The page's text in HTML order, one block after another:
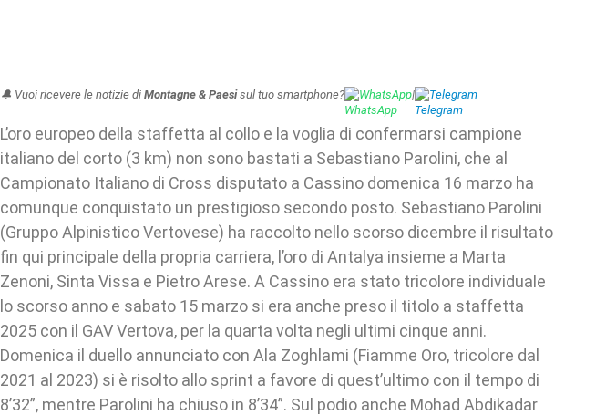
🔔 Vuoi ricevere le notizie di Montagne & Paesisul tuo smartphone? WhatsApp| Telegram
L’oro europeo della staffetta al collo e la voglia di confermarsi campione
italiano del corto (3 km) non sono bastati a Sebastiano Parolini, che al
Campionato Italiano di Cross disputato a Cassino domenica 16 marzo ha
comunque conquistato un prestigioso secondo posto. Sebastiano Parolini
(Gruppo Alpinistico Vertovese) ha raccolto nello scorso dicembre il risultato
fin qui principale della propria carriera, l’oro di Antalya insieme a Marta
Zenoni, Sinta Vissa e Pietro Arese. A Cassino era stato tricolore individuale
lo scorso anno e sabato 15 marzo si era anche preso il titolo a staffetta
2025 con il GAV Vertova, per la quarta volta negli ultimi cinque anni.
Domenica il duello annunciato con Ala Zoghlami (Fiamme Oro, tricolore dal
2021 al 2023) si è risolto allo sprint a favore di quest’ultimo con il tempo di
8’32”, mentre Parolini ha chiuso in 8’34”. Sul podio anche Mohad Abdikadar